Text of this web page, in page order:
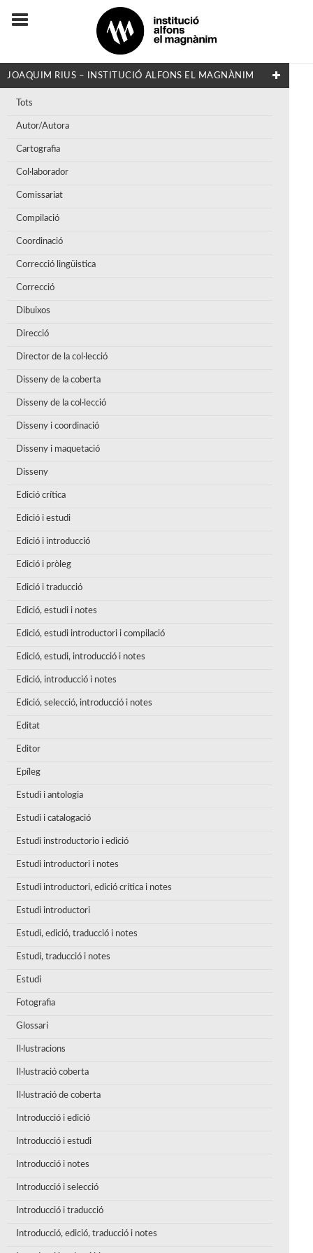
JOAQUIM RIUS – INSTITUCIÓ ALFONS EL MAGNÀNIM
Tots
Autor/Autora
Cartografia
Col·laborador
Comissariat
Compilació
Coordinació
Correcció lingüistica
Correcció
Dibuixos
Direcció
Director de la col·lecció
Disseny de la coberta
Disseny de la col·lecció
Disseny i coordinació
Disseny i maquetació
Disseny
Edició crítica
Edició i estudi
Edició i introducció
Edició i pròleg
Edició i traducció
Edició, estudi i notes
Edició, estudi introductori i compilació
Edició, estudi, introducció i notes
Edició, introducció i notes
Edició, selecció, introducció i notes
Editat
Editor
Epíleg
Estudi i antologia
Estudi i catalogació
Estudi instroductorio i edició
Estudi introductori i notes
Estudi introductori, edició crítica i notes
Estudi introductori
Estudi, edició, traducció i notes
Estudi, traducció i notes
Estudi
Fotografia
Glossari
Il·lustracions
Il·lustració coberta
Il·lustració de coberta
Introducció i edició
Introducció i estudi
Introducció i notes
Introducció i selecció
Introducció i traducció
Introducció, edició, traducció i notes